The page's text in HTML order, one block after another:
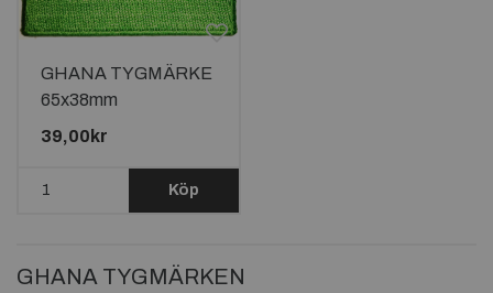
GHANA TYGMÄRKE
65x38mm
39,00kr
Köp
GHANA TYGMÄRKEN